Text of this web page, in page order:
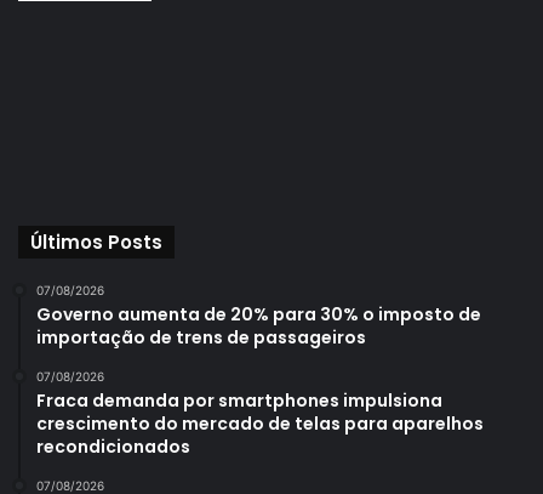
Últimos Posts
07/08/2026
Governo aumenta de 20% para 30% o imposto de
importação de trens de passageiros
07/08/2026
Fraca demanda por smartphones impulsiona
crescimento do mercado de telas para aparelhos
recondicionados
07/08/2026